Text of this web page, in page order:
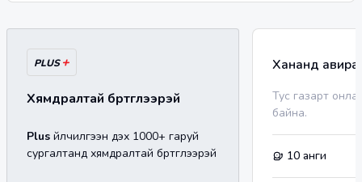
PLUS +
Хямдралтай бүртгүүлээрэй
Plus үйлчилгээн дэх 1000+ гаруй
сургалтанд хямдралтай бүртгүүлээрэй
Хананд
Тус газарт
байна.
10анги